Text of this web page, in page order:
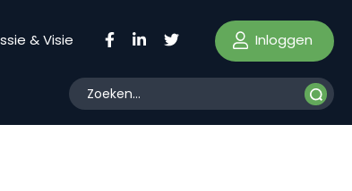
& Visie Inloggen